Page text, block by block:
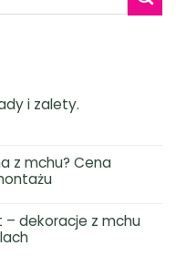
i zalety.
z mchu? Cena
– dekoracje z mchu